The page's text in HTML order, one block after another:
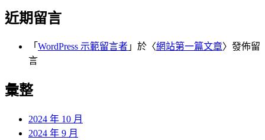
近期留言
「 WordPress 示範留言者 」於〈網站第一篇文章〉發佈留
言
彙整
2024 年 10 月
2024 年 9 月